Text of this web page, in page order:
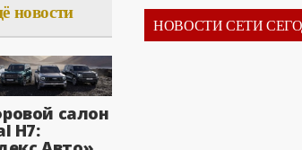
на... Вечерние
новости
салон
H7:
НОВОСТИ СЕТИ